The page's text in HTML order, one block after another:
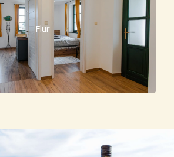
Flur